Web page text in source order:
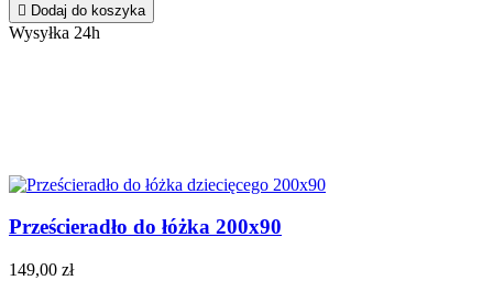
 Dodaj do koszyka
Wysyłka 24h
Prześcieradło do łóżka 200x90
149,00 zł